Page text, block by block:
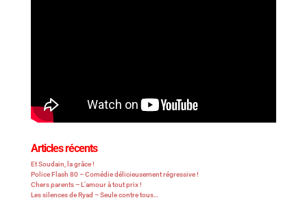
Articles récents
Et Soudain, la grâce !
Police Flash 80 – Comédie délicieusement régressive !
Chers parents – L’amour à tout prix !
Les silences de Ryad – Seule contre tous…